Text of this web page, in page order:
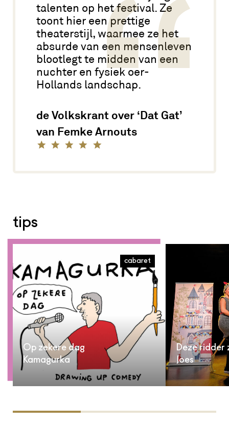
talenten op het festival. Ze
toont hier een prettige
theaterstijl, waarmee ze het
absurde van een mensenleven
blootlegt te midden van een
nuchter en fysiek oer-
Hollands landschap.
de Volkskrant over ‘Dat Gat’
van Femke Arnouts
tips
Op zekere dag
cabaret
Kamagurka
Deze ridder
Joes